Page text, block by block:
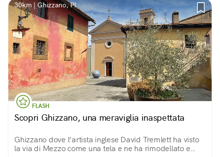
30km | Ghizzano, PI
FLASH
Scopri Ghizzano, una meraviglia inaspettata
Ghizzano dove l’artista inglese David Tremlett ha visto
la via di Mezzo come una tela e ne ha rimodellato e